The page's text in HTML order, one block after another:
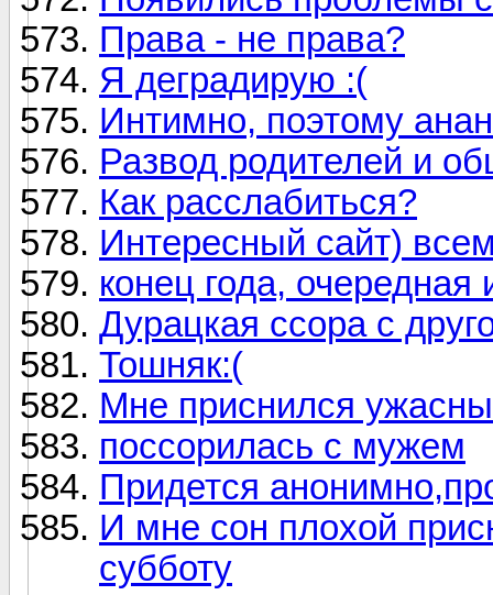
Права - не права?
Я деградирую :(
Интимно, поэтому
Развод родителей и
Как расслабиться?
Интересный сайт)
конец года, очередная
Дурацкая ссора с
Тошняк:(
Мне приснился
поссорилась с мужем
Придется
И мне сон плохой
субботу